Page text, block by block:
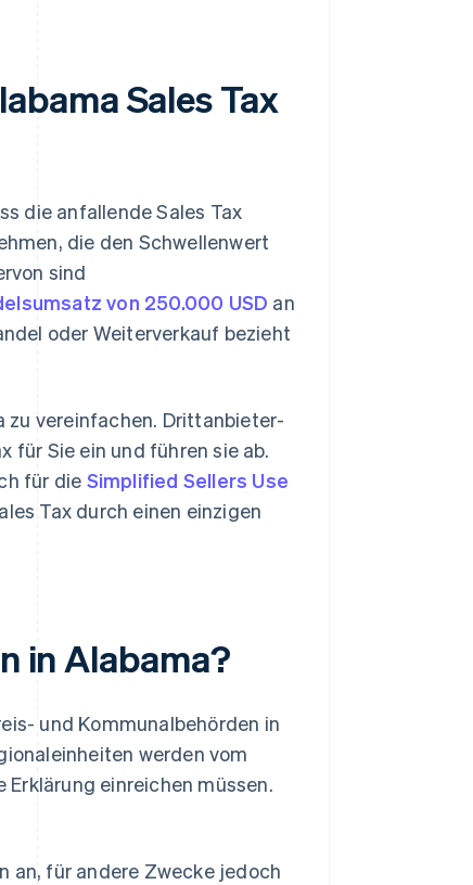
Sales Tax
die anfallende Sales Tax
die den Schwellenwert
sind
von 250.000 USD an
oder Weiterverkauf bezieht
zu vereinfachen. Drittanbieter-
für Sie ein und führen sie ab.
für die Simplified Sellers Use
Tax durch einen einzigen
in Alabama?
und Kommunalbehörden in
werden vom
einreichen müssen.
an, für andere Zwecke jedoch